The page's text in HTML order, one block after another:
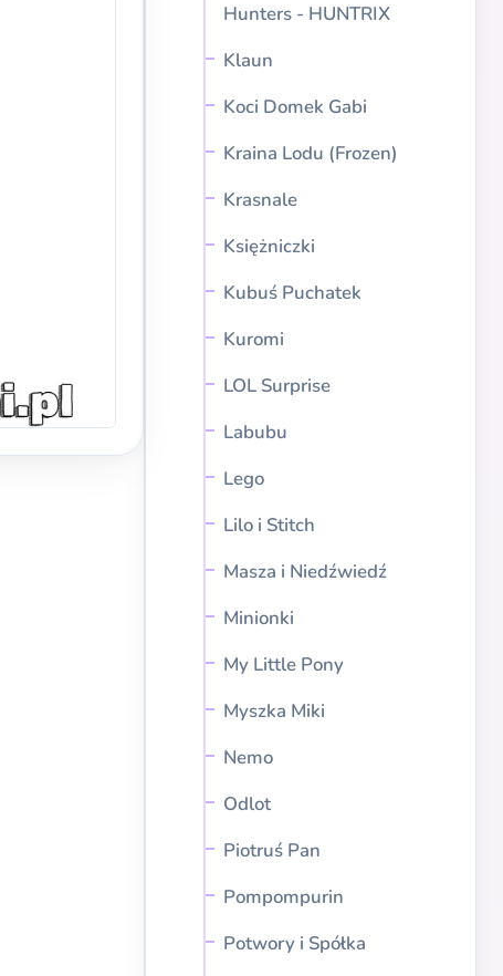
Hunters - HUNTRIX
Klaun
Koci Domek Gabi
Kraina Lodu (Frozen)
Krasnale
Księżniczki
Kubuś Puchatek
Kuromi
LOL Surprise
Labubu
Lego
Lilo i Stitch
Masza i Niedźwiedź
Minionki
My Little Pony
Myszka Miki
Nemo
Odlot
Piotruś Pan
Pompompurin
Potwory i Spółka